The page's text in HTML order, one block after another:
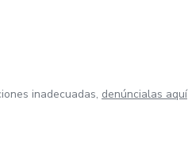
inadecuadas, denúncialas aquí